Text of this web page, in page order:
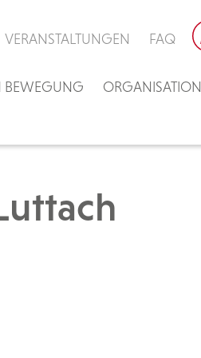
BEWEGUNG ORGANISATION
VERANSTALTUNGEN FAQ